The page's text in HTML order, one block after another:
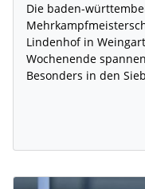
Die baden-
Lindenhof in
Wochenende
Besonders in den